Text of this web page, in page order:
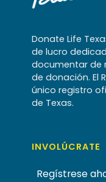
Donate Life
de lucro
documentar de
de donación. El
único registro
de Texas.
INVOLÚCRATE
Regístrese